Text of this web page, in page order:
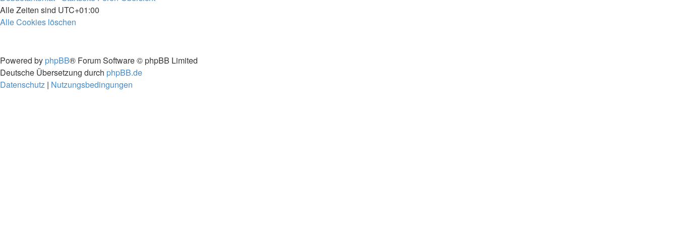
Alle Zeiten sind UTC+01:00
Alle Cookies löschen
Powered by phpBB® Forum Software © phpBB Limited
Deutsche Übersetzung durch phpBB.de
Datenschutz | Nutzungsbedingungen